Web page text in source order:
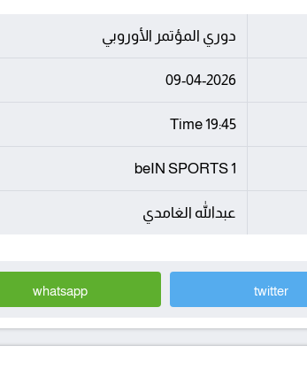
دوري المؤتمر الأوروبي
09-04-2026
19:45 Time
beIN SPORTS 1
عبدالله الغامدي
twitter
whatsapp